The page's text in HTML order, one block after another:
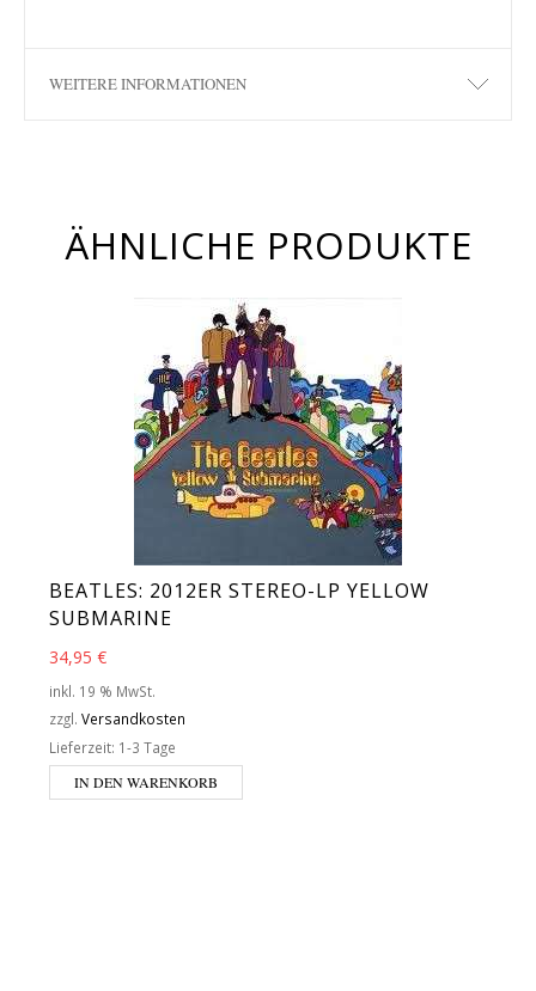
WEITERE INFORMATIONEN
ÄHNLICHE PRODUKTE
BEATLES: 2012ER STEREO-LP YELLOW
SUBMARINE
34,95 €
inkl. 19 % MwSt.
zzgl. Versandkosten
Lieferzeit: 1-3 Tage
IN DEN WARENKORB